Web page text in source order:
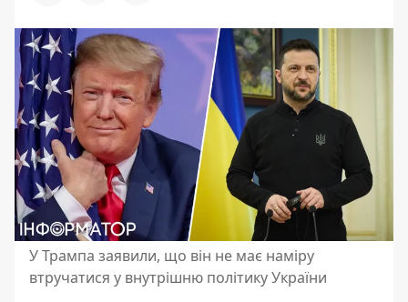
У Трампа заявили, що він не має наміру
втручатися у внутрішню політику України